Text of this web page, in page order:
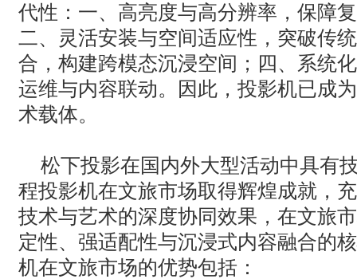
代性：一、高亮度与高分辨率，保障
二、灵活安装与空间适应性，突破传
合，构建跨模态沉浸空间；四、系统
运维与内容联动。因此，投影机已成
术载体。
松下投影在国内外大型活动中具有
程投影机在文旅市场取得辉煌成就，
技术与艺术的深度协同效果，在文旅
定性、强适配性与沉浸式内容融合的
机在文旅市场的优势包括：